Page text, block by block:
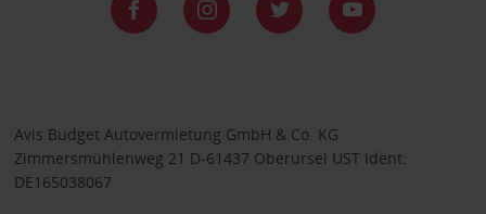
Avis Budget Autovermietung GmbH & Co. KG
Zimmersmühlenweg 21 D-61437 Oberursel UST Ident:
DE165038067